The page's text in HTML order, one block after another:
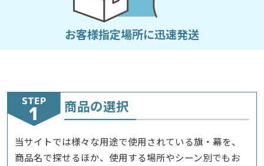
お客様指定場所に迅速発送
STEP 商品の選択
当サイトでは様々な用途で使用されている旗・幕を、
商品名で探せるほか、使用する場所やシーン別でもお